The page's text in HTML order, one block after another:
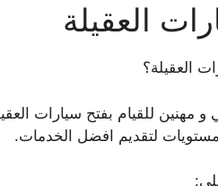
العقيلة
العقيلة؟
و مهنين للقيام بفتح سيارات
لتقديم افضل الخدمات.